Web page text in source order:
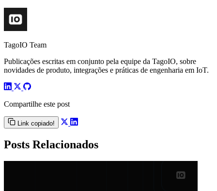
TagoIO Team
Publicações escritas em conjunto pela equipe da TagoIO, sobre
novidades de produto, integrações e práticas de engenharia em IoT.
Compartilhe este post
Link copiado!
Posts Relacionados